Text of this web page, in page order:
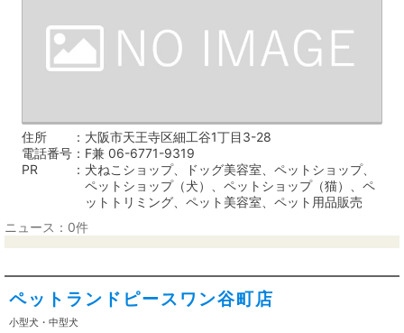
住所
大阪市天王寺区細工谷1丁目3-28
電話番号
F兼 06-6771-9319
PR
犬ねこショップ、ドッグ美容室、ペットショップ、
ペットショップ（犬）、ペットショップ（猫）、ペ
ットトリミング、ペット美容室、ペット用品販売
ニュース：0件
ペットランドピースワン谷町店
小型犬・中型犬